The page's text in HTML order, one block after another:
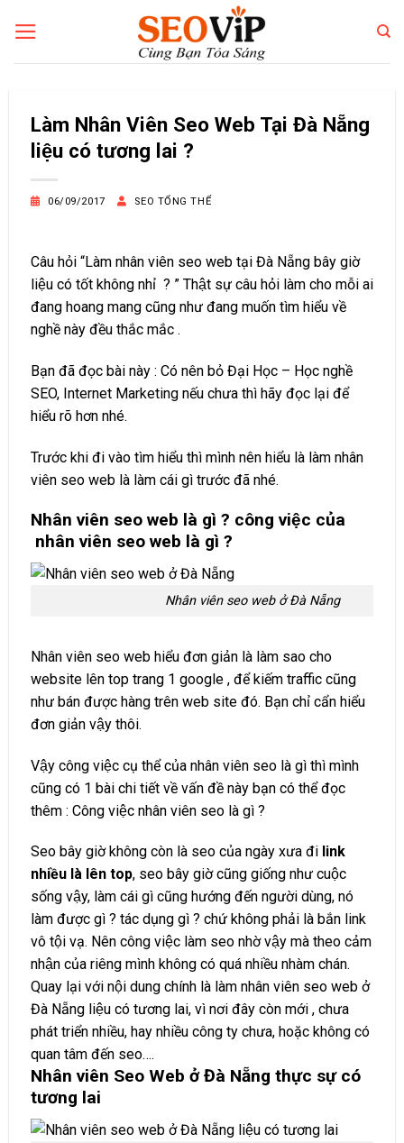
qua
Làm Nhân Viên Seo Web Tại Đà Nẵng
liệu có tương lai ?
06/09/2017 SEO TỔNG THỂ
Câu hỏi “Làm nhân viên seo web tại Đà Nẵng bây giờ
liệu có tốt không nhỉ ? ” Thật sự câu hỏi làm cho mỗi ai
đang hoang mang cũng như đang muốn tìm hiểu về
nghề này đều thắc mắc .
Bạn đã đọc bài này : Có nên bỏ Đại Học – Học nghề
SEO, Internet Marketing nếu chưa thì hãy đọc lại để
hiểu rõ hơn nhé.
Trước khi đi vào tìm hiểu thì mình nên hiểu là làm nhân
viên seo web là làm cái gì trước đã nhé.
Nhân viên seo web là gì ? công việc của
nhân viên seo web là gì ?
Nhân viên seo web ở Đà Nẵng
Nhân viên seo web hiểu đơn giản là làm sao cho
website lên top trang 1 google , để kiếm traffic cũng
như bán được hàng trên web site đó. Bạn chỉ cẩn hiểu
đơn giản vậy thôi.
Vậy công việc cụ thể của nhân viên seo là gì thì mình
cũng có 1 bài chi tiết về vấn đề này bạn có thể đọc
thêm : Công việc nhân viên seo là gì ?
Seo bây giờ không còn là seo của ngày xưa đi link
nhiều là lên top, seo bây giờ cũng giống như cuộc
sống vậy, làm cái gì cũng hướng đến người dùng, nó
làm được gì ? tác dụng gì ? chứ không phải là bắn link
vô tội vạ. Nên công việc làm seo nhờ vậy mà theo cảm
nhận của riêng mình không có quá nhiều nhàm chán.
Quay lại với nội dung chính là làm nhân viên seo web ở
Đà Nẵng liệu có tương lai, vì nơi đây còn mới , chưa
phát triển nhiều, hay nhiều công ty chưa, hoặc không có
quan tâm đến seo….
Nhân viên Seo Web ở Đà Nẵng thực sự có
tương lai